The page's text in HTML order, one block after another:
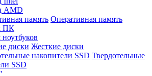
AMD
Оперативная память
ПК
ноутбуков
Жесткие диски
Твердотельные
SSD